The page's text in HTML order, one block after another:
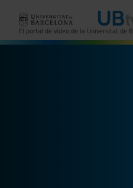
El portal de vídeo de la Universitat de